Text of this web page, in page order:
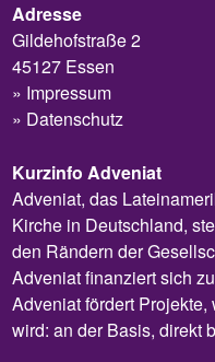
Adresse
Gildehofstraße 2
45127 Essen
Impressum
Datenschutz
Kurzinfo Adveniat
Adveniat, das
Kirche in Deutschland,
den Rändern der
Adveniat finanziert sich
Adveniat fördert
wird: an der Basis, direkt